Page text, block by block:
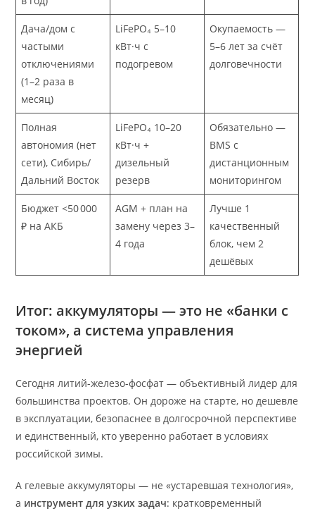
Дача/дом с
частыми
отключениями
(1–2 раза в
месяц)
LiFePO₄ 5–10
кВт·ч с
подогревом
Окупаемость —
5–6 лет за счёт
долговечности
Полная
автономия (нет
сети), Сибирь/
Дальний Восток
LiFePO₄ 10–20
кВт·ч +
дизельный
резерв
Обязательно —
BMS с
дистанционным
мониторингом
Бюджет <50 000
₽ на АКБ
AGM + план на
замену через 3–
4 года
Лучше 1
качественный
блок, чем 2
дешёвых
Итог: аккумуляторы — это не «банки с
током», а система управления
энергией
Сегодня литий-железо-фосфат — объективный лидер для
большинства проектов. Он дороже на старте, но дешевле
в эксплуатации, безопаснее в долгосрочной перспективе
и единственный, кто уверенно работает в условиях
российской зимы.
А гелевые аккумуляторы — не «устаревшая технология»,
а инструмент для узких задач: кратковременный